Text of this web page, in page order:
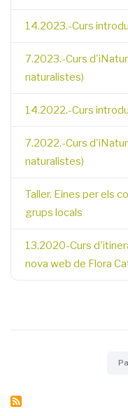
14.2023.-Curs
7.2023.-Curs
naturalistes)
14.2022.-Curs
7.2022.-Curs
naturalistes)
Taller. Eines per els
grups locals
13.2020-Curs
nova web de Flora